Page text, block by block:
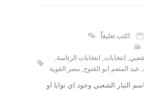
اكتب تعليقاً
انتخابات انتخابات الرئاسة
عبد المنعم ابو الفتوح مصر القوية
التيار الشعبي وجود اي نوايا او